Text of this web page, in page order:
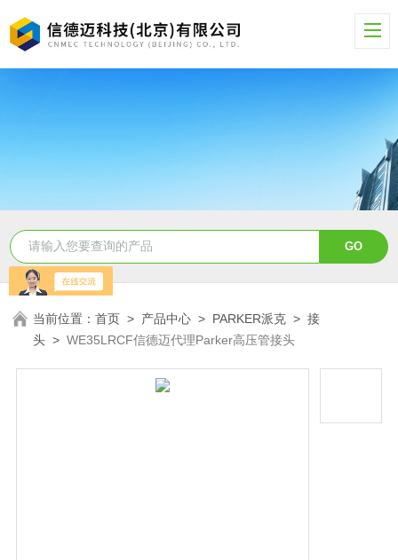
当前位置：首页 > 产品中心 > PARKER派克 >接
头 >WE35LRCF信德迈代理Parker高压管接头